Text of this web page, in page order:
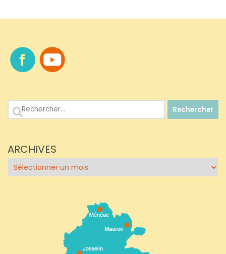
Rechercher :
ARCHIVES
Archives